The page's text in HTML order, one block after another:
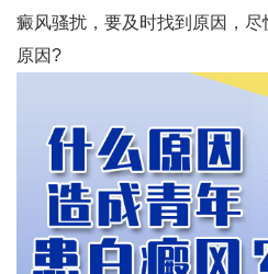
癜风骚扰，要及时找到原因，
原因?